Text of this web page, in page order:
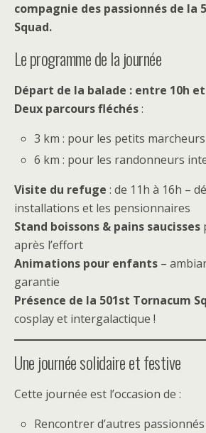
compagnie des passionnés de la
Squad.
Le programme de la journée
Départ de la balade : entre 10h et
Deux parcours fléchés:
3 km : pour les petits marcheurs
6 km : pour les randonneurs
Visite du refuge : de 11h à 16h –
installations et les pensionnaires
Stand boissons & pains saucisses
après l’effort
Animations pour enfants –
garantie
Présence de la 501st Tornacum
cosplay et intergalactique !
Une journée solidaire et festive
Cette journée est l’occasion de :
Rencontrer d’autres